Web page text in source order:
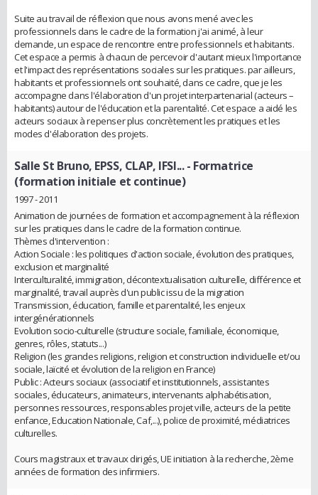
Suite au travail de réflexion que nous avons mené avec les
professionnels dans le cadre de la formation j'ai animé, à leur
demande, un espace de rencontre entre professionnels et habitants.
Cet espace a permis à chacun de percevoir d'autant mieux l'importance
et l'impact des représentations sociales sur les pratiques. par ailleurs,
habitants et professionnels ont souhaité, dans ce cadre, que je les
accompagne dans l'élaboration d'un projet interpartenarial (acteurs –
habitants) autour de l'éducation et la parentalité. Cet espace a aidé les
acteurs sociaux à repenser plus concrètement les pratiques et les
modes d'élaboration des projets.
Salle St Bruno, EPSS, CLAP, IFSI...- Formatrice
(formation initiale et continue)
1997 - 2011
Animation de journées de formation et accompagnement à la réflexion
sur les pratiques dans le cadre de la formation continue.
Thèmes d'intervention :
Action Sociale : les politiques d'action sociale, évolution des pratiques,
exclusion et marginalité
Interculturalité, immigration, décontextualisation culturelle, différence et
marginalité, travail auprès d'un public issu de la migration
Transmission, éducation, famille et parentalité, les enjeux
intergénérationnels
Evolution socio-culturelle (structure sociale, familiale, économique,
genres, rôles, statuts...)
Religion (les grandes religions, religion et construction individuelle et/ou
sociale, laïcité et évolution de la religion en France)
Public : Acteurs sociaux (associatif et institutionnels, assistantes
sociales, éducateurs, animateurs, intervenants alphabétisation,
personnes ressources, responsables projet ville, acteurs de la petite
enfance, Education Nationale, Caf,...), police de proximité, médiatrices
culturelles.
Cours magistraux et travaux dirigés, UE initiation à la recherche, 2ème
années de formation des infirmiers.